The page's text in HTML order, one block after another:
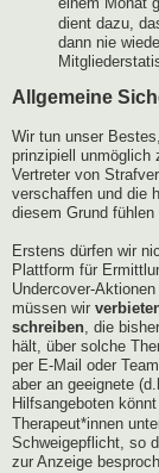
dient dazu,
dann nie
Allgemeine
Wir tun unser
prinzipiell unmöglich
Vertreter von
verschaffen und die
diesem Grund
Erstens dürfen wir
Plattform für
Undercover-
müssen wir
schreiben, die
hält, über solche
per E-Mail oder
aber an geeignete
Hilfsangeboten
Therapeut*innen
Schweigepflicht, so
zur Anzeige